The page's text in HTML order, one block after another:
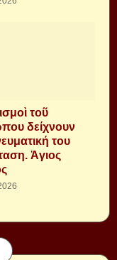
τοῦ
δείχνουν
του
Ἁγιος